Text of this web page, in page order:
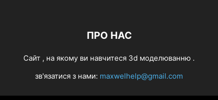
ПРО НАС
Cайт , на якому ви навчитеся 3d моделюванню .
зв'язатися з нами: maxwelhelp@gmail.com